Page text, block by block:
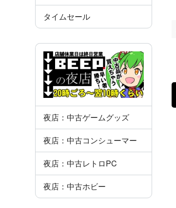
タイムセール
夜店：中古ゲームグッズ
夜店：中古コンシューマー
夜店：中古レトロPC
夜店：中古ホビー